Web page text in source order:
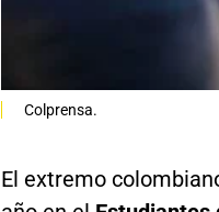
Colprensa.
El extremo